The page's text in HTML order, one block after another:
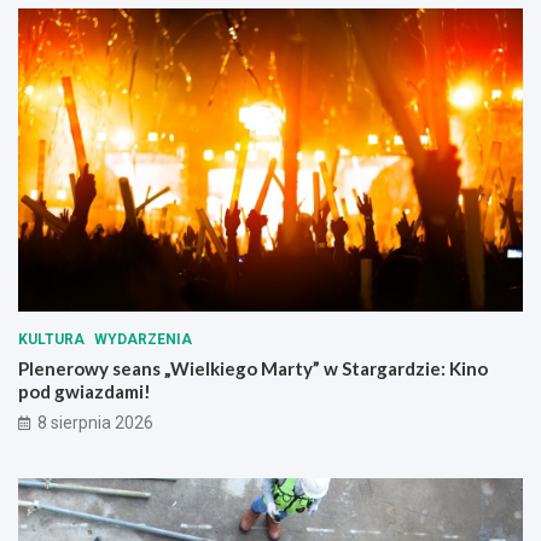
w
y
c
h
!
z
c
z
e
g
ó
ł
y
!
KULTURA WYDARZENIA
Plenerowy seans „Wielkiego Marty” w Stargardzie: Kino
pod gwiazdami!
8 sierpnia 2026